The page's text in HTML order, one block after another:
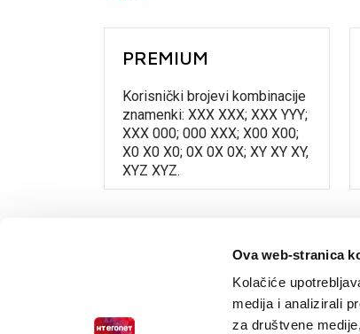
Ova web-stranica
Kolačiće
medija i analizirali
za društvene
PREMIUM
Korisnički brojevi kombinacije
znamenki: XXX XXX; XXX YYY;
XXX 000; 000 XXX; X00 X00;
X0 X0 X0; 0X 0X 0X; XY XY XY,
XYZ XYZ.